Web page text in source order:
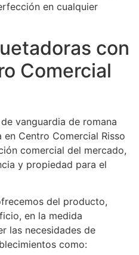
en cualquier
con
Comercial
vanguardia de romana
Centro Comercial Risso
comercial del mercado,
y propiedad para el
del producto,
en la medida
las necesidades de
como: